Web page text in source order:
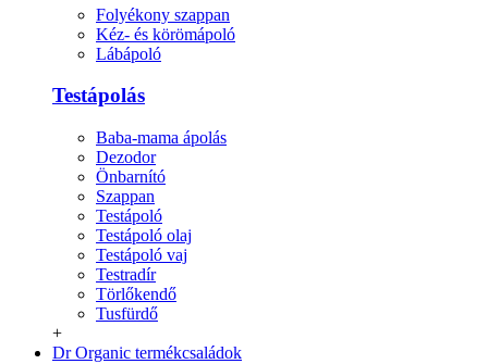
Folyékony szappan
Kéz- és körömápoló
Lábápoló
Testápolás
Baba-mama ápolás
Dezodor
Önbarnító
Szappan
Testápoló
Testápoló olaj
Testápoló vaj
Testradír
Törlőkendő
Tusfürdő
+
Dr Organic termékcsaládok